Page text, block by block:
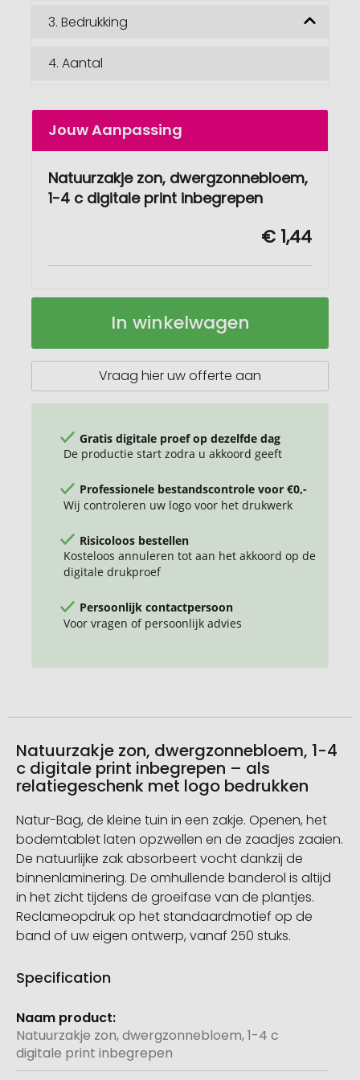
3. Bedrukking
4. Aantal
Jouw Aanpassing
Natuurzakje zon, dwergzonnebloem,
1-4 c digitale print inbegrepen
€ 1,44
Natuur-
Op
In winkelwagen
Vraag hier uw offerte aan
Gratis digitale proef op dezelfde dag
De productie start zodra u akkoord geeft
Professionele bestandscontrole voor €0,-
Wij controleren uw logo voor het drukwerk
Risicoloos bestellen
Kosteloos annuleren tot aan het akkoord op de
digitale drukproef
Persoonlijk contactpersoon
Voor vragen of persoonlijk advies
Natuurzakje zon, dwergzonnebloem, 1-4
c digitale print inbegrepen – als
relatiegeschenk met logo bedrukken
Natur-Bag, de kleine tuin in een zakje. Openen, het
bodemtablet laten opzwellen en de zaadjes zaaien.
De natuurlijke zak absorbeert vocht dankzij de
binnenlaminering. De omhullende banderol is altijd
in het zicht tijdens de groeifase van de plantjes.
Reclameopdruk op het standaardmotief op de
band of uw eigen ontwerp, vanaf 250 stuks.
Specification
Meer
informatie
Natuurzakje zon, dwergzonnebloem, 1-4 c
digitale print inbegrepen